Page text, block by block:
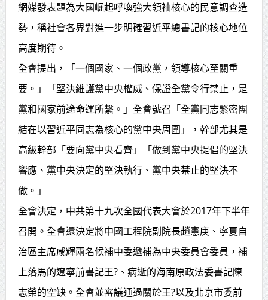
網媒發表題為大國崛起呼喚強大領袖核心的民意調查造
勢，稱社會各界對進一步明確習近平總書記的核心地位
高度期待。
全會提出，「一個國家、一個政黨，領導核心至關重
要。」「堅決維護黨中央權威、保證全黨令行禁止，是
黨和國家前途命運所繫。」全會號召「全黨同志緊密團
結在以習近平同志為核心的黨中央周圍」，幹部尤其是
高級幹部「要向黨中央看齊」「做到黨中央提倡的堅決
響應、黨中央決定的堅決執行、黨中央禁止的堅決不
做。」
全會決定，中共第十九次全國代表大會於2017年下半年
召開。全會還決定將中國工程院副院長趙憲庚、寧夏自
治區主席咸輝兩名候補中委遞補為中央委員會委員，補
上落馬的遼寧前書記王?、病逝的海南原政法委書記陳
志榮的空缺。全會並審議通過關於王?以及北京市委前